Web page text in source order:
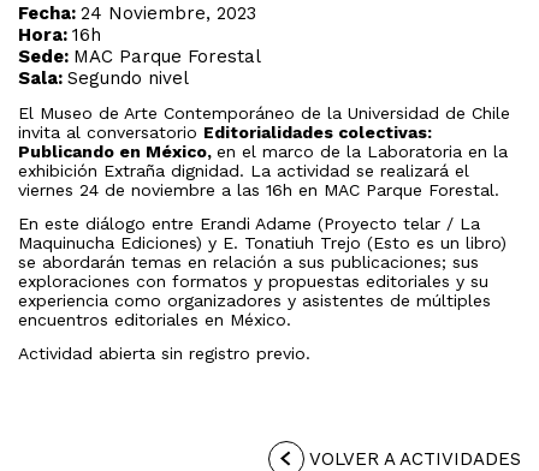
Fecha: 24 Noviembre, 2023
Hora: 16h
Sede: MAC Parque Forestal
Sala: Segundo nivel
El Museo de Arte Contemporáneo de la Universidad de Chile
invita al conversatorio Editorialidades colectivas:
Publicando en México, en el marco de la Laboratoria en la
exhibición Extraña dignidad. La actividad se realizará el
viernes 24 de noviembre a las 16h en MAC Parque Forestal.
En este diálogo entre Erandi Adame (Proyecto telar / La
Maquinucha Ediciones) y E. Tonatiuh Trejo (Esto es un libro)
se abordarán temas en relación a sus publicaciones; sus
exploraciones con formatos y propuestas editoriales y su
experiencia como organizadores y asistentes de múltiples
encuentros editoriales en México.
Actividad abierta sin registro previo.
VOLVER A ACTIVIDADES